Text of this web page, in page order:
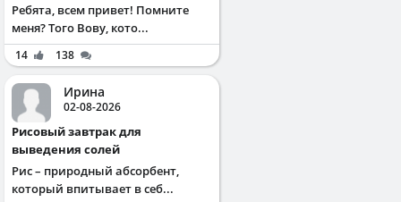
Ребята, всем привет! Помните
меня? Того Вову, кото...
14 138
Ирина
02-08-2026
Рисовый завтрак для
выведения солей
Рис – природный абсорбент,
который впитывает в себ...